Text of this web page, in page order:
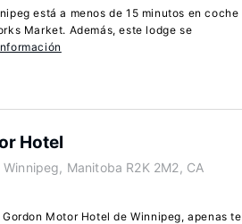
está a menos de 15 minutos en coche
Market. Además, este lodge se
Hotel
Manitoba R2K 2M2, CA
Motor Hotel de Winnipeg, apenas te